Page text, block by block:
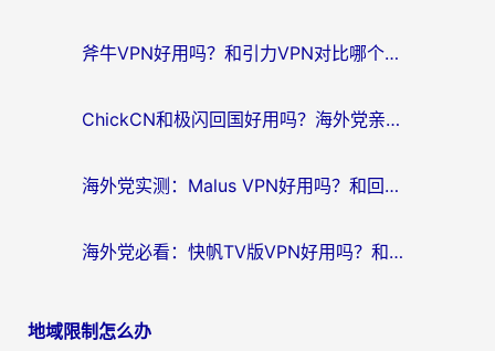
斧牛VPN好用吗？和引力VPN对比哪个回国效果更好？海外党亲测3款加速器+避坑指南
ChickCN和极闪回国好用吗？海外党亲测3款加速器，教你选对不踩坑
海外党实测：Malus VPN好用吗？和回国VPN对比哪个回国效果更好？附真实体验与加速器推荐
海外党必看：快帆TV版VPN好用吗？和豌豆IP VPN对比哪个回国效果更好？附真实体验与选择指南
地域限制怎么办